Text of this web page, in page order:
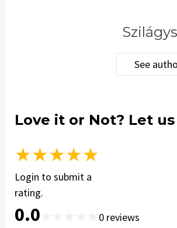
See
Love it or Not? Let
★★★★★
Login to submit a
rating.
0.0 0 reviews